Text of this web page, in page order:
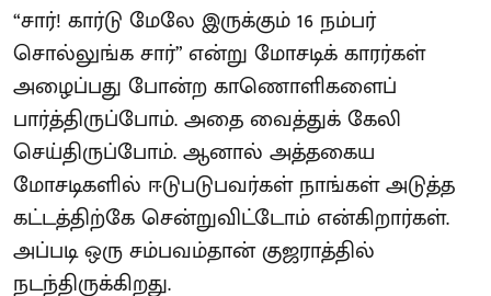
“சார்! கார்டு மேலே இருக்கும் 16 நம்பர்
சொல்லுங்க சார்” என்று மோசடிக் காரர்கள்
அழைப்பது போன்ற காணொளிகளைப்
பார்த்திருப்போம். அதை வைத்துக் கேலி
செய்திருப்போம். ஆனால் அத்தகைய
மோசடிகளில் ஈடுபடுபவர்கள் நாங்கள் அடுத்த
கட்டத்திற்கே சென்றுவிட்டோம் என்கிறார்கள்.
அப்படி ஒரு சம்பவம்தான் குஜராத்தில்
நடந்திருக்கிறது.